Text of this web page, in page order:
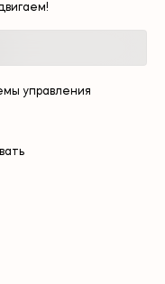
управления